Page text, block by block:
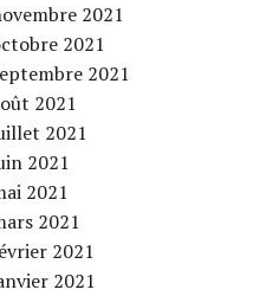
2021
2021
2021
2021
2021
2021
2021
2021
2021
2021